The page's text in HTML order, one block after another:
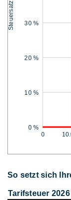
0 %
10 %
20 %
30 %
0
Steuersatz
So setzt sich
Tarifsteuer 2026